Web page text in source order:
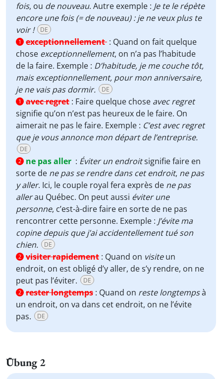
fois, ou de nouveau. Autre exemple : Je te le répète
encore une fois (= de nouveau) : je ne veux plus te
voir !
DE
1 exceptionnellement : Quand on fait quelque
chose exceptionnellement, on n’a pas l’habitude
de la faire. Exemple : D’habitude, je me couche tôt,
mais exceptionnellement, pour mon anniversaire,
je ne vais pas dormir.
DE
1 avec regret : Faire quelque chose avec regret
signifie qu’on n’est pas heureux de le faire. On
aimerait ne pas le faire. Exemple : C’est avec regret
que je vous annonce mon départ de l’entreprise.
DE
2 ne pas aller : Éviter un endroitsignifie faire en
sorte de ne pas se rendre dans cet endroit, ne pas
y aller. Ici, le couple royal fera exprès de ne pas
allerau Québec. On peut aussi éviter une
personne, c’est-à-dire faire en sorte de ne pas
rencontrer cette personne. Exemple : J’évite ma
copine depuis que j’ai accidentellement tué son
chien.
DE
2 visiter rapidement : Quand on visiteun
endroit, on est obligé d’y aller, de s’y rendre, on ne
peut pas l’éviter.
DE
2 rester longtemps : Quand on reste longtempsà
un endroit, on va dans cet endroit, on ne l’évite
pas.
DE
Übung 2